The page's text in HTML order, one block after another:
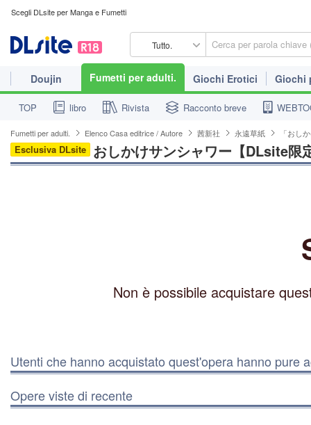
Scegli DLsite per Manga e Fumetti
Tutto.
Doujin Fumetti per adulti. Giochi Erotici Giochi
TOP libro Rivista Racconto breve
Fumetti per adulti. Elenco Casa editrice / Autore 茜新社 永遠草紙 「おし
Esclusiva DLsite おしかけサンシャワー【DLsite限
Non è possibile acquistare
Utenti che hanno acquistato quest'opera hanno pure
Opere viste di recente